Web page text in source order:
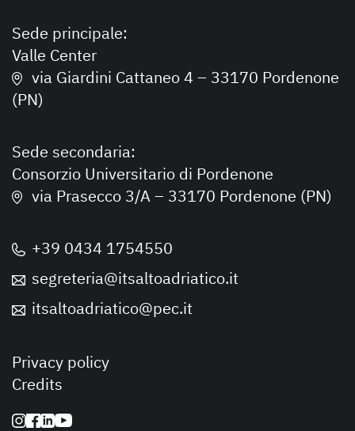
Sede principale:
Valle Center
via Giardini Cattaneo 4 – 33170 Pordenone
(PN)
Sede secondaria:
Consorzio Universitario di Pordenone
via Prasecco 3/A – 33170 Pordenone (PN)
+39 0434 1754550
segreteria@itsaltoadriatico.it
itsaltoadriatico@pec.it
Privacy policy
Credits